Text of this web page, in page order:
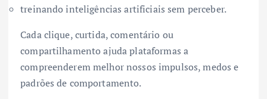
treinando inteligências artificiais sem perceber.
Cada clique, curtida, comentário ou
compartilhamento ajuda plataformas a
compreenderem melhor nossos impulsos, medos e
padrões de comportamento.